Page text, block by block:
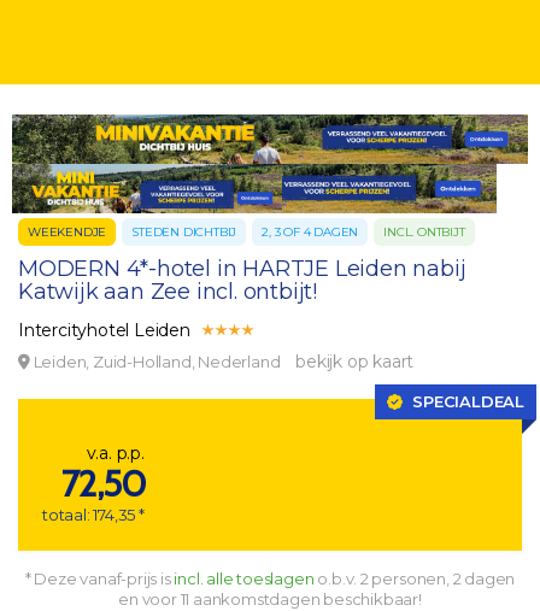
WEEKENDJE STEDEN DICHTBIJ 2, 3 OF 4 DAGEN INCL. ONTBIJT
MODERN 4*-hotel in HARTJE Leiden nabij
Katwijk aan Zee incl. ontbijt!
Intercityhotel Leiden
Leiden, Zuid-Holland, Nederland bekijk op kaart
SPECIALDEAL
v.a. p.p.
72,50
totaal: 174,35 *
* Deze vanaf-prijs isincl. alle toeslagen o.b.v. 2 personen, 2 dagen
en voor 11 aankomstdagen beschikbaar!